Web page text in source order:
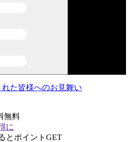
た皆様へのお見舞い
無料
に
とポイントGET